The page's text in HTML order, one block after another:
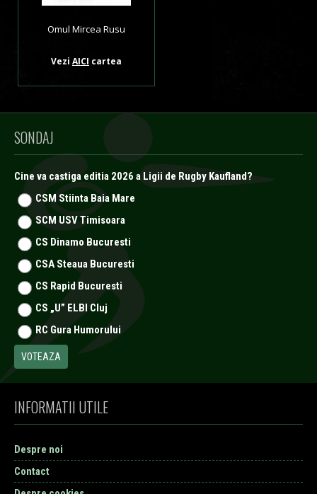
Omul Mircea Rusu
Vezi AICI cartea
SONDAJ
Cine va castiga editia 2026 a Ligii de Rugby Kaufland?
CSM Stiinta Baia Mare
SCM USV Timisoara
CS Dinamo Bucuresti
CSA Steaua Bucuresti
CS Rapid Bucuresti
CS „U” ELBI Cluj
RC Gura Humorului
INFORMATII UTILE
Despre noi
Contact